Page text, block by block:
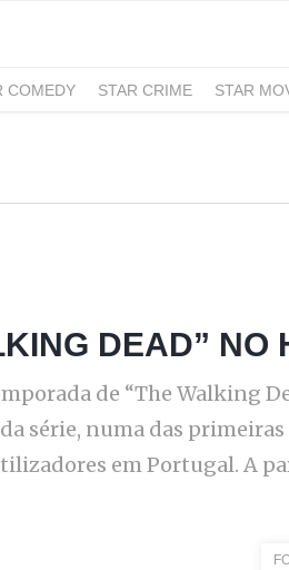
COMEDY STAR CRIME STAR
DEAD” NO
de “The Walking
série, numa das primeiras
em Portugal. A